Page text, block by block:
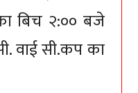
बिच २:०० बजे
वाई सी.कप का